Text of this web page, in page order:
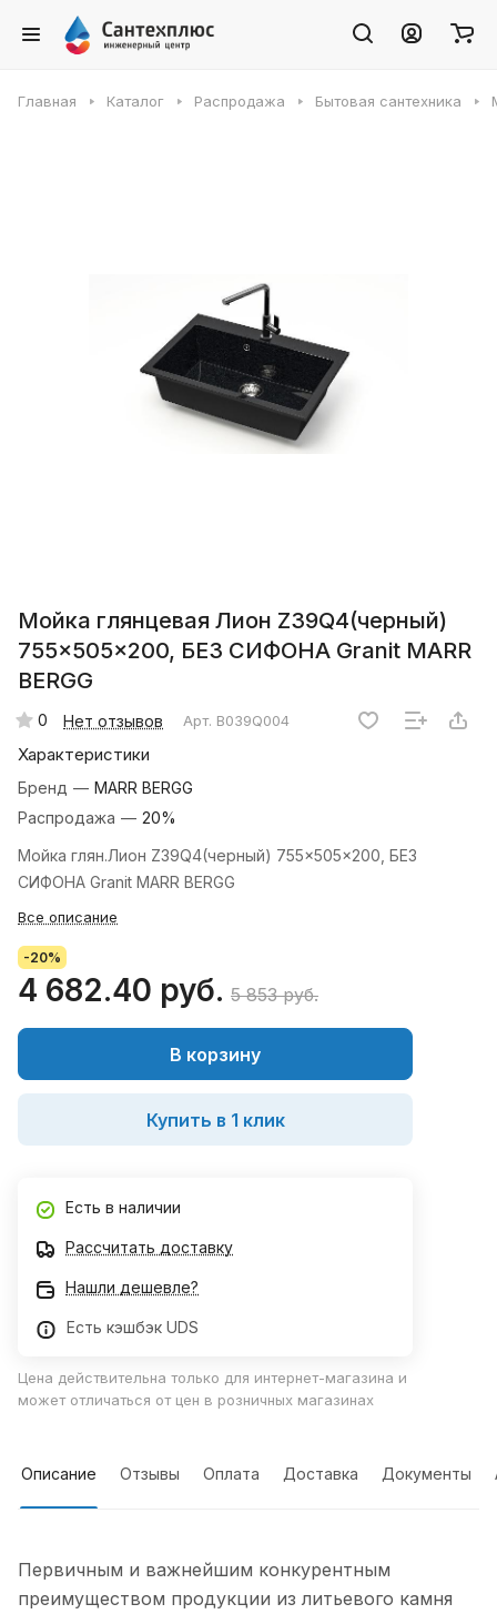
Главная Каталог Распродажа Бытовая сантехника
Мойка глянцевая Лион Z39Q4(черный)
755x505x200, БЕЗ СИФОНА Granit MARR
BERGG
0 Нет отзывов Арт. B039Q004
Характеристики
Бренд — MARR BERGG
Распродажа — 20%
Мойка глян.Лион Z39Q4(черный) 755x505x200, БЕЗ
СИФОНА Granit MARR BERGG
Все описание
-20%
4 682.40 руб. 5 853 руб.
В корзину
Купить в 1 клик
Есть в наличии
Рассчитать доставку
Нашли дешевле?
Есть кэшбэк UDS
Цена действительна только для интернет-магазина и
может отличаться от цен в розничных магазинах
Описание Отзывы Оплата Доставка Документы
Первичным и важнейшим конкурентным
преимуществом продукции из литьевого камня